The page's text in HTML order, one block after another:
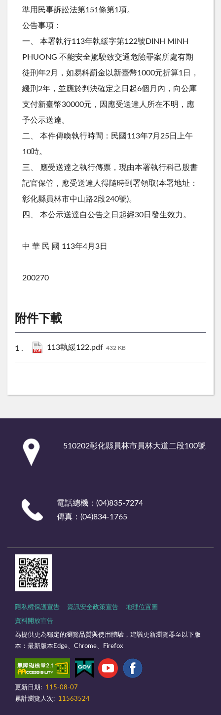
準用民事訴訟法第151條第1項。
公告事項：
一、 本署執行113年執緩字第122號DINH MINH
PHUONG 不能安全駕駛致交通危險罪案所處有期
徒刑年2月，如易科罰金以新臺幣1000元折算1日，
緩刑2年，並應於判決確定之日起6個月內，向公庫
支付新臺幣30000元，因應受送達人所在不明，應
予公示送達。
二、 本件傳喚執行時間：民國113年7月25日上午
10時。
三、 應受送達之執行傳票，現由本署執行科己股書
記官保管，應受送達人得隨時到署領取(本署地址：
彰化縣員林市中山路2段240號)。
四、 本公示送達自公告之日起經30日發生效力。
中 華 民 國 113年4月3日
200270
附件下載
113執緩122.pdf 432 KB
510202彰化縣員林市員林大道二段100號
電話總機：(04)835-7274
傳真：(04)834-1765
隱私權保護宣告 資訊安全政策宣告 地理位置圖
資料開放宣告
為提供更為穩定的瀏覽品質與使用體驗，建議更新瀏覽器至以下版
本：最新版本Edge、Chrome、Firefox
更新日期:
115-08-07
累計瀏覽人次:
11563524